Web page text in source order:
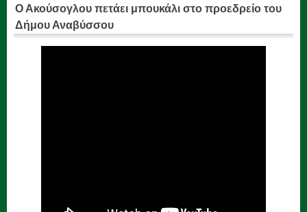
Ο Ακούσογλου πετάει μπουκάλι στο προεδρείο του
Δήμου Αναβύσσου